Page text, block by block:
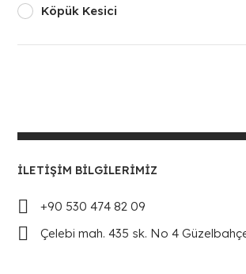
Köpük Kesici
İLETIŞIM BILGILERIMIZ
+90 530 474 82 09
Çelebi mah. 435 sk. No 4